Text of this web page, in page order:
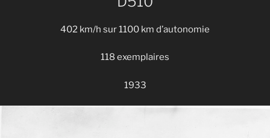
402 km/h sur 1100 km d’autonomie
118 exemplaires
1933